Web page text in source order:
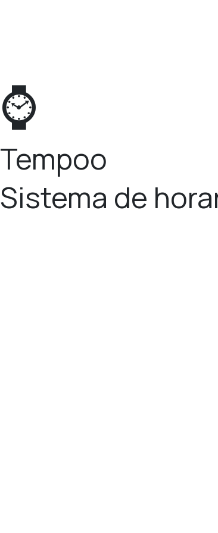
⌚
Tempoo
Sistema de